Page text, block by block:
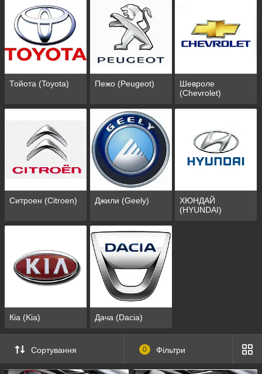
Тойота (Toyota) Пежо (Peugeot)
Шевроле
(Chevrolet)
Ситроен (Citroen) Джили (Geely)
ХЮНДАЙ
(HYUNDAI)
Кіа (Kia) Дача (Dacia)
Сортування 0 Фільтри